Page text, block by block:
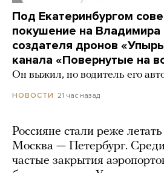
Под Екатеринбургом
покушение на Владимира
создателя дронов
канала «Повернутые на
Он выжил, но водитель его
НОВОСТИ 21 час назад
Россияне стали реже
Москва — Петербург.
частые закрытия